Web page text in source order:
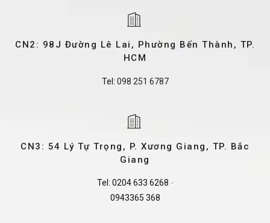
CN2: 98J Đường Lê Lai, Phường Bến Thành, TP.
HCM
Tel: 098 251 6787
CN3: 54 Lý Tự Trọng, P. Xương Giang, TP. Bắc
Giang
Tel: 0204 633 6268 -
0943365 368